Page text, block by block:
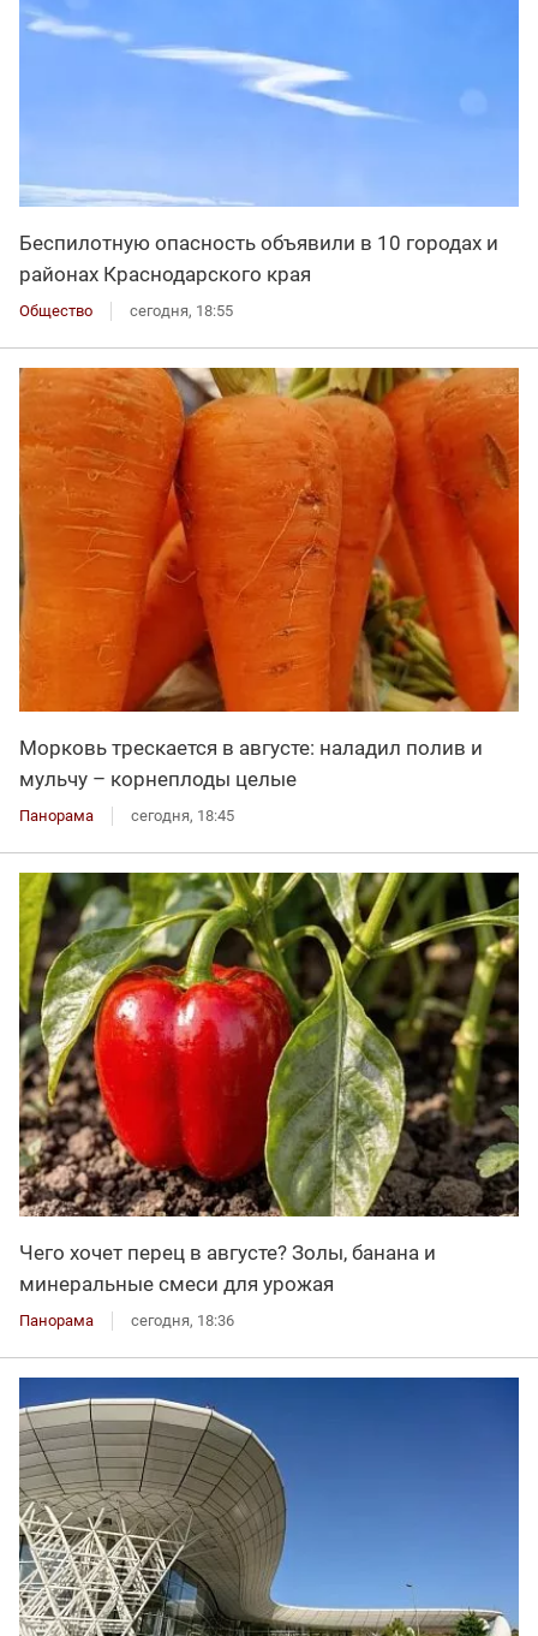
Беспилотную опасность объявили в 10 городах и
районах Краснодарского края
Общество сегодня, 18:55
Морковь трескается в августе: наладил полив и
мульчу – корнеплоды целые
Панорама сегодня, 18:45
Чего хочет перец в августе? Золы, банана и
минеральные смеси для урожая
Панорама сегодня, 18:36